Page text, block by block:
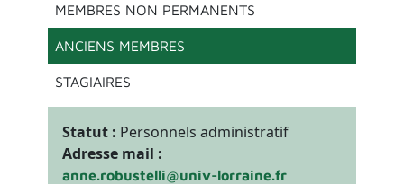
MEMBRES NON PERMANENTS
ANCIENS MEMBRES
STAGIAIRES
Statut : Personnels administratif
Adresse mail :
anne.robustelli@univ-lorraine.fr